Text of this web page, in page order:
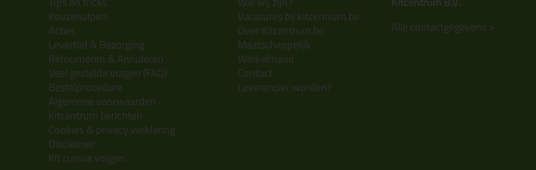
Keuzehulpen
Acties
Levertijd & Bezorging
Retourneren & Annuleren
Veel gestelde vragen (FAQ)
Bestelprocedure
Algemene voorwaarden
Kitcentrum berichten
Cookies & privacy verklaring
Disclaimer
Kit cursus volgen
Vacatures bij kitcentrum.be
Over Kitcentrum.be
Maatschappelijk
Winkelmand
Contact
Leverancier worden?
Alle contactgegevens >